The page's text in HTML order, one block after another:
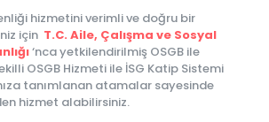
hizmetini verimli ve doğru bir
için T.C. Aile, Çalışma ve Sosyal
‘nca yetkilendirilmiş OSGB ile
OSGB Hizmeti ile İSG Katip Sistemi
tanımlanan atamalar sayesinde
hizmet alabilirsiniz.